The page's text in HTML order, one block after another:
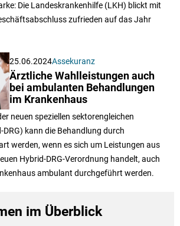
Die Landeskrankenhilfe (LKH) blickt mit
zufrieden auf das Jahr
25.06.2024Assekuranz
Ärztliche Wahlleistungen auch
bei ambulanten Behandlungen
im Krankenhaus
neuen speziellen sektorengleichen
kann die Behandlung durch
werden, wenn es sich um Leistungen aus
Hybrid-DRG-Verordnung handelt, auch
ambulant durchgeführt werden.
im Überblick